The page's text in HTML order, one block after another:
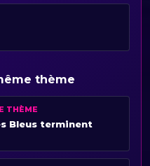
thème
THÈME
Bleus terminent